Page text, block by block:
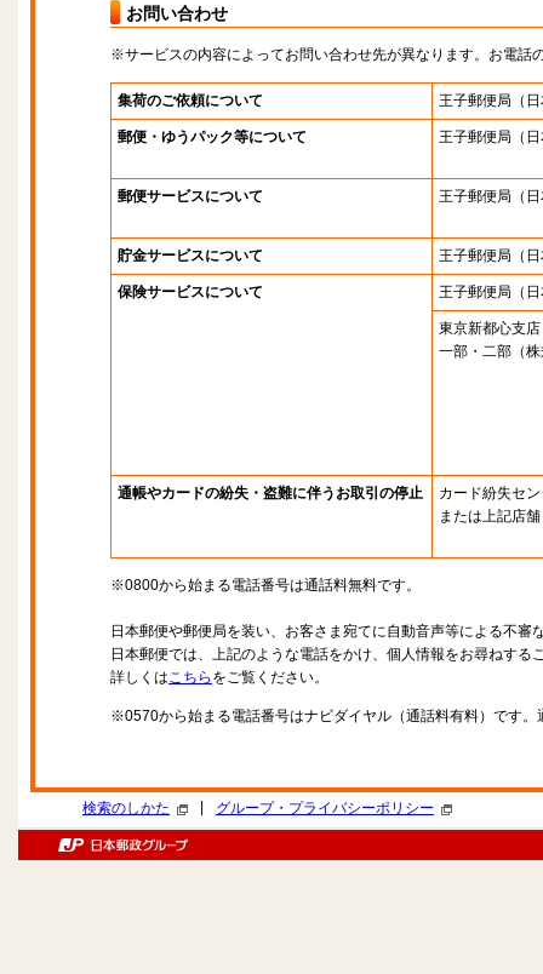
お問い合わせ
※サービスの内容によってお問い合わせ先が異なります。お電話
集荷のご依頼について 王子郵便局 （
郵便・ゆうパック等について 王子郵便局 （
郵便サービスについて 王子郵便局 （
貯金サービスについて 王子郵便局 （
保険サービスについて 王子郵便局 （
東京新都心支
一部・二部（
通帳やカードの紛失・盗難に伴うお取引の停止
カード紛失セ
または上記店舗
※0800から始まる電話番号は通話料無料です。
日本郵便や郵便局を装い、お客さま宛てに自動音声等による不審
日本郵便では、上記のような電話をかけ、個人情報をお尋ねする
詳しくはこちら をご覧ください。
※0570から始まる電話番号はナビダイヤル（通話料有料）です
検索のしかた グループ・プライバシーポリシー